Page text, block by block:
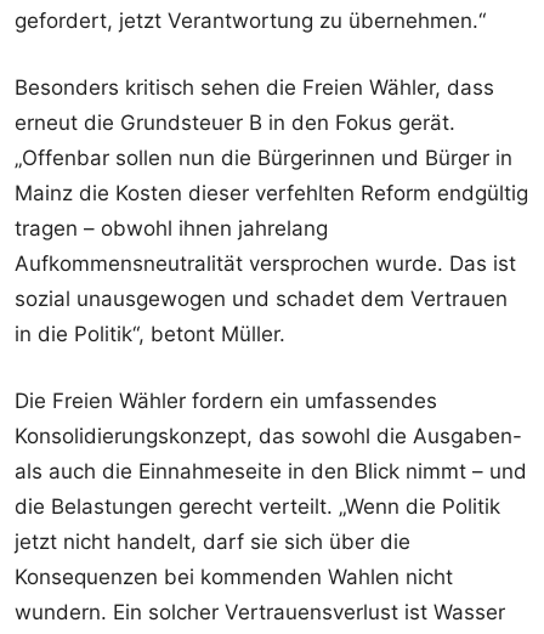
gefordert, jetzt Verantwortung zu übernehmen.“
Besonders kritisch sehen die Freien Wähler, dass
erneut die Grundsteuer B in den Fokus gerät.
„Offenbar sollen nun die Bürgerinnen und Bürger in
Mainz die Kosten dieser verfehlten Reform endgültig
tragen – obwohl ihnen jahrelang
Aufkommensneutralität versprochen wurde. Das ist
sozial unausgewogen und schadet dem Vertrauen
in die Politik“, betont Müller.
Die Freien Wähler fordern ein umfassendes
Konsolidierungskonzept, das sowohl die Ausgaben-
als auch die Einnahmeseite in den Blick nimmt – und
die Belastungen gerecht verteilt. „Wenn die Politik
jetzt nicht handelt, darf sie sich über die
Konsequenzen bei kommenden Wahlen nicht
wundern. Ein solcher Vertrauensverlust ist Wasser